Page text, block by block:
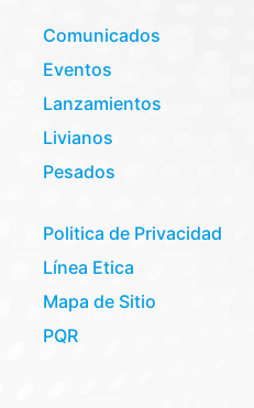
Comunicados
Eventos
Lanzamientos
Livianos
Pesados
Politica de Privacidad
Línea Etica
Mapa de Sitio
PQR